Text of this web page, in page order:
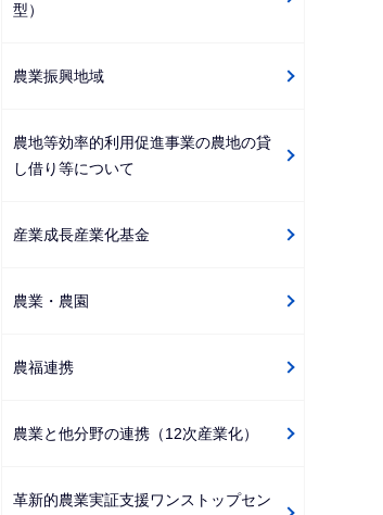
型）
農業振興地域
農地等効率的利用促進事業の農地の貸
し借り等について
産業成長産業化基金
農業・農園
農福連携
農業と他分野の連携（12次産業化）
革新的農業実証支援ワンストップセン